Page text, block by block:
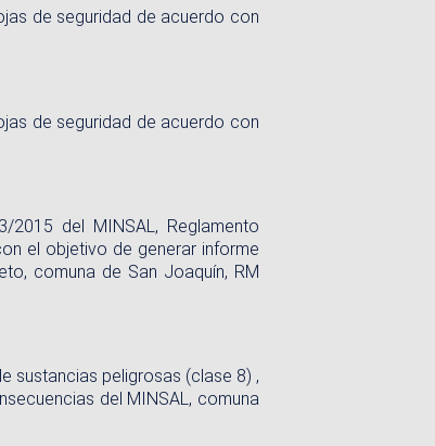
de seguridad de acuerdo con
de seguridad de acuerdo con
del MINSAL, Reglamento
el objetivo de generar informe
comuna de San Joaquín, RM
sustancias peligrosas (clase 8) ,
del MINSAL, comuna